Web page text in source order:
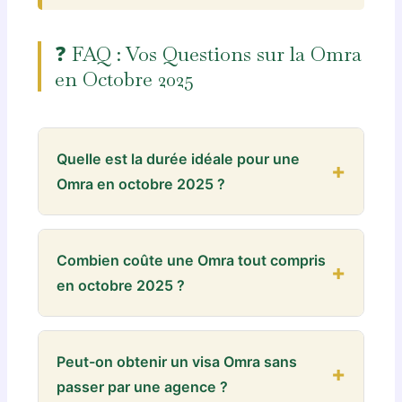
❓ FAQ : Vos Questions sur la Omra
en Octobre 2025
Quelle est la durée idéale pour une
Omra en octobre 2025 ?
La durée recommandée est de10 à 14 jours.
sereinement tous les rituels, de visiter les
sites importants de La Mecque et Médine,
tout en gardant du temps pour le repos et la
possibles mais plus intenses, tandis que 21
jours permettent une immersion spirituelle
Combien coûte une Omra tout compris
en octobre 2025 ?
Les prix varient selon le niveau de confort :
(2800€
+). Ces tarifs incluent généralement vol,
Peut-on obtenir un visa Omra sans
passer par une agence ?